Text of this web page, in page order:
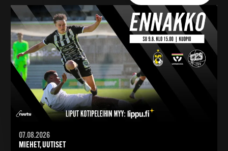
07.08.2026
MIEHET, UUTISET